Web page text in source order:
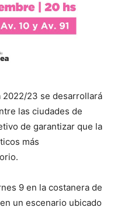
2022/23 se desarrollará
las ciudades de
de garantizar que la
más
9 en la costanera de
un escenario ubicado